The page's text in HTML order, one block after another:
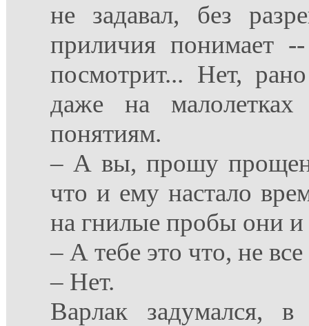
не задавал, без
приличия понимает
посмотрит... Нет,
даже на
понятиям.
– А вы, прошу
что и ему настало
на гнилые пробы они
– А тебе это что, не
– Нет.
Варлак задумался,